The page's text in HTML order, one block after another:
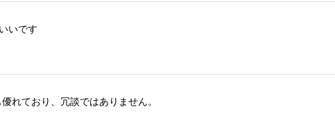
いです
れており、冗談ではありません。